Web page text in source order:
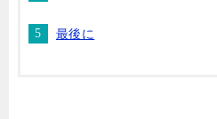
最後に